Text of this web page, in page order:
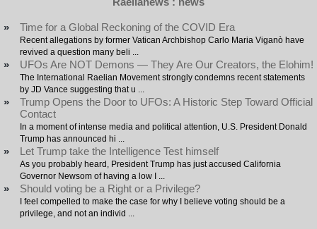
» Time for a Global Reckoning of the COVID Era
Recent allegations by former Vatican Archbishop Carlo Maria Viganò have
revived a question many beli ...
» UFOs Are NOT Demons — They Are Our Creators, the Elohim!
The International Raelian Movement strongly condemns recent statements
by JD Vance suggesting that u ...
»
Trump Opens the Door to UFOs: A Historic Step Toward Official
Contact
In a moment of intense media and political attention, U.S. President Donald
Trump has announced hi ...
» Let Trump take the Intelligence Test himself
As you probably heard, President Trump has just accused California
Governor Newsom of having a low I ...
» Should voting be a Right or a Privilege?
I feel compelled to make the case for why I believe voting should be a
privilege, and not an individ ...